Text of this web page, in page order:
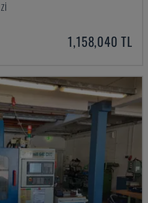
1,158,040 TL